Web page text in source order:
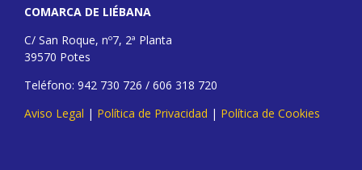
COMARCA DE LIÉBANA
C/ San Roque, nº7, 2ª Planta
39570 Potes
Teléfono: 942 730 726 / 606 318 720
Aviso Legal | Política de Privacidad | Política de Cookies